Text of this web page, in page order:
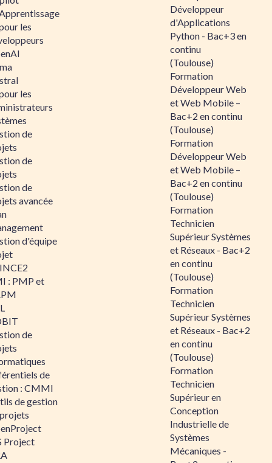
les
les
de
de
de
avancée
d'équipe
: PMP et
de
de
: CMMI
de gestion
Project
Développeur
d'Applications
Python - Bac+3 en
continu
(Toulouse)
Formation
Développeur Web
et Web Mobile –
Bac+2 en continu
(Toulouse)
Formation
Développeur Web
et Web Mobile –
Bac+2 en continu
(Toulouse)
Formation
Technicien
Supérieur Systèmes
et Réseaux - Bac+2
en continu
(Toulouse)
Formation
Technicien
Supérieur Systèmes
et Réseaux - Bac+2
en continu
(Toulouse)
Formation
Technicien
Supérieur en
Conception
Industrielle de
Systèmes
Mécaniques -